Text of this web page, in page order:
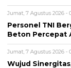
Jumat, 7 Agustus 2026 -
Personel TNI
Beton Percepat
Jumat, 7 Agustus 2026 -
Wujud